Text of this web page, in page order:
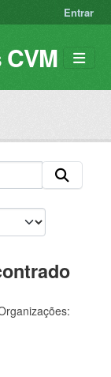
Entrar